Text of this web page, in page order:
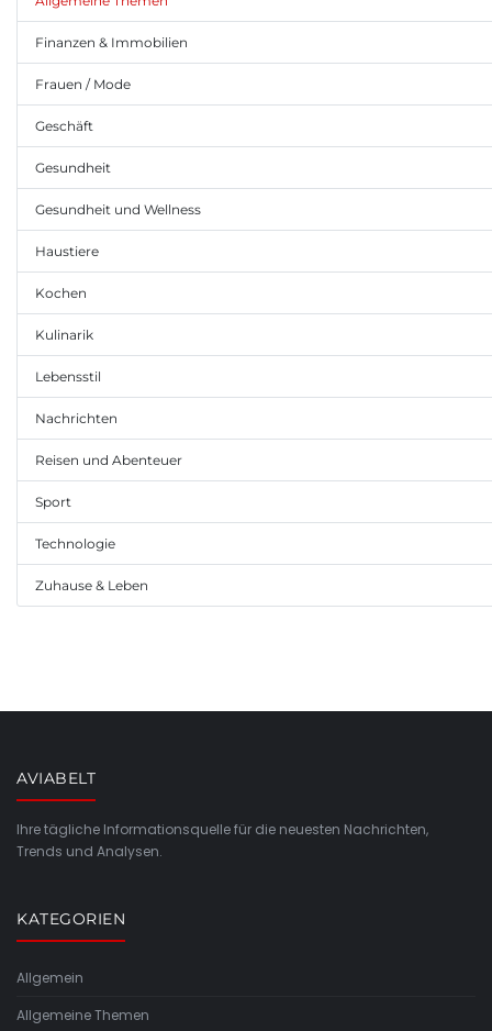
Finanzen & Immobilien
Frauen / Mode
Geschäft
Gesundheit
Gesundheit und Wellness
Haustiere
Kochen
Kulinarik
Lebensstil
Nachrichten
Reisen und Abenteuer
Sport
Technologie
Zuhause & Leben
AVIABELT
Ihre tägliche Informationsquelle für die neuesten Nachrichten,
Trends und Analysen.
KATEGORIEN
Allgemein
Allgemeine Themen